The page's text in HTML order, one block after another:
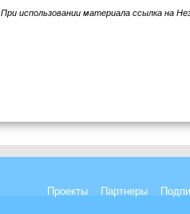
При использовании материала ссылка на
Проекты Партнеры